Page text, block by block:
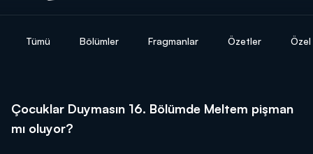
Tümü Bölümler Fragmanlar Özetler
Çocuklar Duymasın 16. Bölümde Meltem pişman
mı oluyor?